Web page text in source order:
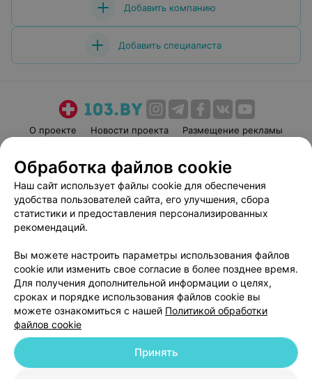
Добавить компанию
Добавить специалиста
О проекте Новости проекта
Размещение рекламы
Пользовательское соглашение
Способы оплаты
Вакансии
Партнеры
Написать руководителю 103.by
Обработка персональных данных
© 2026 ООО «Артокс Лаб», УНП 191700409
| 220012, Республика Беларусь,
Обработка файлов cookie
Наш сайт использует файлы cookie для обеспечения
удобства пользователей сайта, его улучшения, сбора
статистики и предоставления персонализированных
рекомендаций.
Вы можете настроить параметры использования файлов
cookie или изменить свое согласие в более позднее время.
Для получения дополнительной информации о целях,
сроках и порядке использования файлов cookie вы
можете ознакомиться с нашей Политикой обработки
файлов cookie
Принять